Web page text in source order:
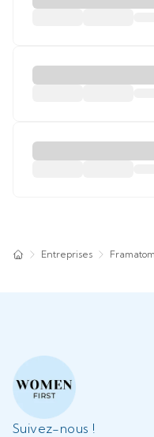
Entreprises
Suivez-nous !